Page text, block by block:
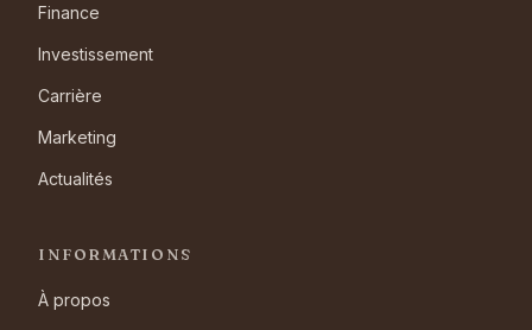
Finance
Investissement
Carrière
Marketing
Actualités
INFORMATIONS
À propos